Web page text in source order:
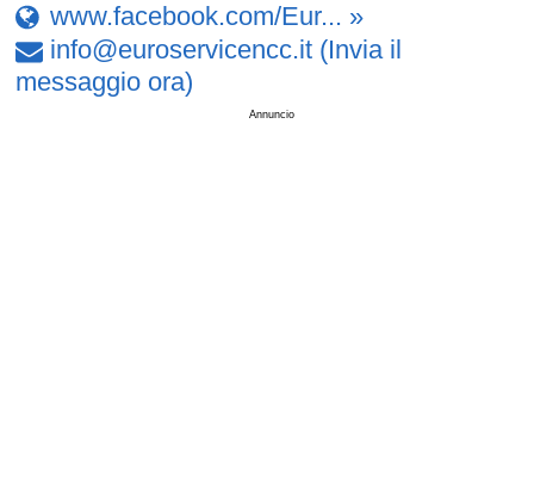
www.facebook.com/Eur... »
info@euroservicencc.it (Invia il
messaggio ora)
Annuncio